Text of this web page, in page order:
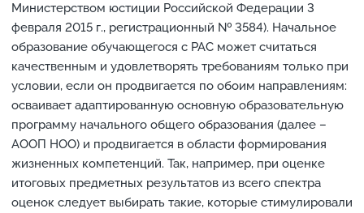
Министерством юстиции Российской Федерации 3
февраля 2015 г., регистрационный № 3584). Начальное
образование обучающегося с РАС может считаться
качественным и удовлетворять требованиям только при
условии, если он продвигается по обоим направлениям:
осваивает адаптированную основную образовательную
программу начального общего образования (далее –
АООП НОО) и продвигается в области формирования
жизненных компетенций. Так, например, при оценке
итоговых предметных результатов из всего спектра
оценок следует выбирать такие, которые стимулировали